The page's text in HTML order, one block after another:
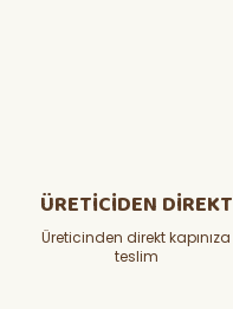
ÜRETİCİDEN DİREKT
Üreticinden direkt kapınıza
teslim